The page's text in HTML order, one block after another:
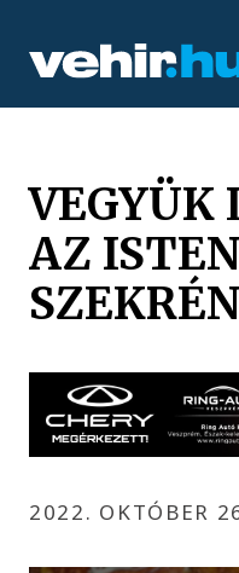
VEGYÜK
AZ
2022. OKTÓBER